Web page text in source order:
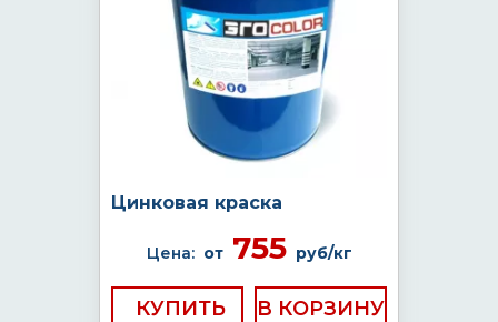
Цинковая краска
Цена: от755 руб/кг
КУПИТЬ